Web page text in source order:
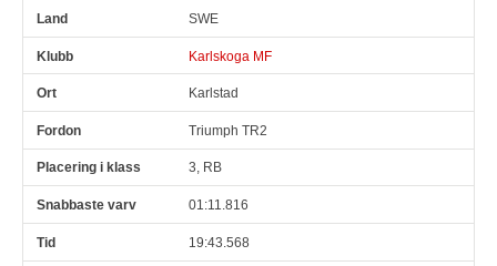
SWE
Karlskoga MF
Karlstad
Triumph TR2
3, RB
01:11.816
19:43.568